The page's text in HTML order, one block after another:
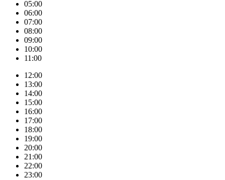
05:00
06:00
07:00
08:00
09:00
10:00
11:00
12:00
13:00
14:00
15:00
16:00
17:00
18:00
19:00
20:00
21:00
22:00
23:00